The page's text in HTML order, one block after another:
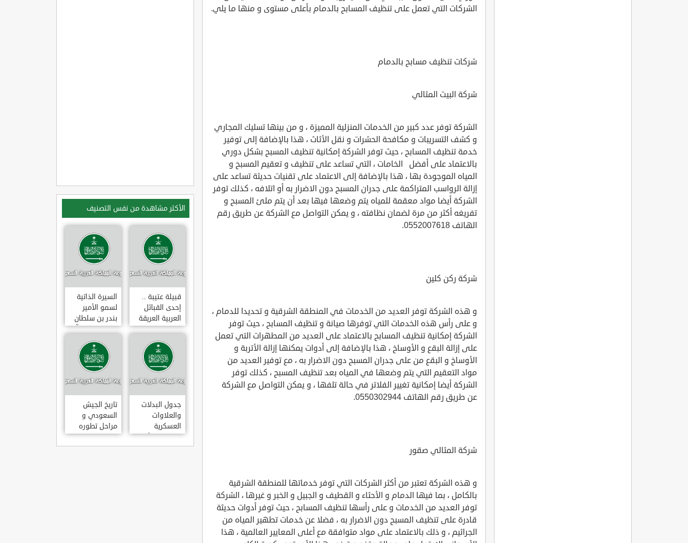
الشركات التي تعمل على تنظيف المسابح بالدمام بأعلى مستوى و منها ما يلي.
شركات تنظيف مسابح بالدمام
شركة البيت المثالي
الشركة توفر عدد كبير من الخدمات المنزلية المميزة ، و من بينها تسليك المجاري
و كشف التسريبات و مكافحة الحشرات و نقل الأثاث ، هذا بالإضافة إلى توفير
خدمة تنظيف المسابح ، حيث توفر الشركة إمكانية تنظيف المسبح بشكل دوري
بالاعتماد على أفضل الخامات ، التي تساعد على تنظيف و تعقيم المسبح و
المياه الموجودة بها ، هذا بالإضافة إلى الاعتماد على تقنيات حديثة تساعد على
إزالة الرواسب المتراكمة على جدران المسبح دون الاضرار به أو اتلافه ، كذلك توفر
الشركة أيضا مواد معقمة للمياه يتم وضعها فيها بعد أن يتم ملئ المسبح و
تفريغه أكثر من مرة لضمان نظافته ، و يمكن التواصل مع الشركة عن طريق رقم
الهاتف 0552007618.
شركة ركن كلين
و هذه الشركة توفر العديد من الخدمات في المنطقة الشرقية و تحديدا للدمام ،
و على رأس هذه الخدمات التي توفرها صيانة و تنظيف المسابح ، حيث توفر
الشركة إمكانية تنظيف المسابح بالاعتماد على العديد من المطهرات التي تعمل
على إزالة البقع و الأوساخ ، هذا بالإضافة إلى أدوات يمكنها إزالة الأتربة و
الأوساخ و البقع من على جدران المسبح دون الاضرار به ، مع توفير العديد من
مواد التعقيم التي يتم وضعها في المياه بعد تنظيف المسبح ، كذلك توفر
الشركة أيضا إمكانية تغيير الفلاتر في حالة تلفها ، و يمكن التواصل مع الشركة
عن طريق رقم الهاتف 0550302944.
شركة المثالي صقور
و هذه الشركة تعتبر من أكثر الشركات التي توفر خدماتها للمنطقة الشرقية
بالكامل ، بما فيها الدمام و الأحثاء و القطيف و الجبيل و الخبر و غيرها ، الشركة
توفر العديد من الخدمات و على رأسها تنظيف المسابح ، حيث توفر أدوات حديثة
قادرة على تنظيف المسبح دون الاضرار به ، فضلا عن خدمات تطهير المياه من
الجراثيم ، و ذلك بالاعتماد على مواد متوافقة مع أعلى المعايير العالمية ، هذا
الأكثر مشاهدة من نفس التصنيف
قبيلة عتيبة ..
إحدى القبائل
العربية العريقة
السيرة الذاتية
لسمو الأمير
بندر بن سلطان
بن عبد العزيز آل
سعود
جدول البدلات
والعلاوات
العسكرية
للضباط والأفراد
تاريخ الجيش
السعودي و
مراحل تطوره